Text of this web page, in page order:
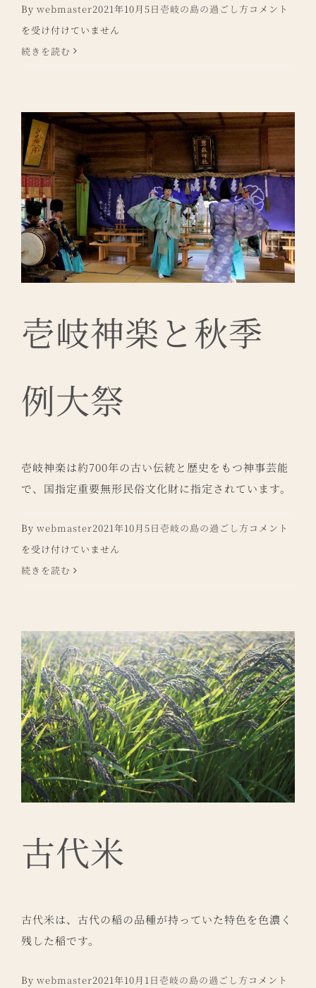
By webmaster2021年10月5日 壱岐の島の過ごし方壱
ラ
マ
ラ
ソ
ン
は
コメント
を受け付けていません
続きを読む
壱岐神楽と秋季
例大祭
壱岐神楽は約700年の古い伝統と歴史をもつ神事芸能
で、国指定重要無形民俗文化財に指定されています。
By webmaster2021年10月5日 壱岐の島の過ごし方壱
秋
季
例
大
祭
は
コメント
を受け付けていません
続きを読む
古代米
古代米は、古代の稲の品種が持っていた特色を色濃く
残した稲です。
By webmaster2021年10月1日 壱岐の島の過ごし方古
コメント